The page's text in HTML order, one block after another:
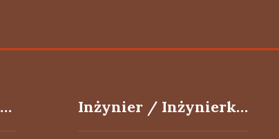
Specjalista / Specjalistka ds. Spedycji Międzynarodowej Inżynier / Inżynierka ds. Utrzymania Infrastruktury Energetycznej